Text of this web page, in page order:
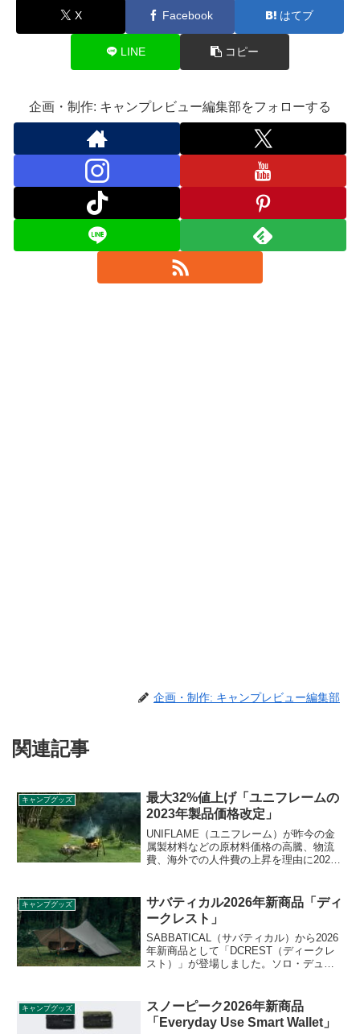
X Facebook はてブ
LINE コピー
企画・制作: キャンプレビュー編集部をフォローする
企画・制作: キャンプレビュー編集部
関連記事
キャンプグッズ
最大32%値上げ「ユニフレームの
2023年製品価格改定」
UNIFLAME（ユニフレーム）が昨今の金
属製材料などの原材料価格の高騰、物流
費、海外での人件費の上昇を理由に2023
れており、新価格は2023年2月1日より適
用されます。詳細をレビューします。
キャンプグッズ
サバティカル2026年新商品「ディ
ークレスト」
SABBATICAL（サバティカル）から2026
年新商品として「DCREST（ディークレ
スト）」が登場しました。ソロ・デュオ
携行でき、場所を選ばず軽快に持ち出せ
る機動力を備えています。詳細をレビュ
ーします。
キャンプグッズ
スノーピーク2026年新商品
「Everyday Use Smart Wallet」